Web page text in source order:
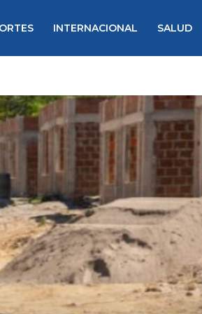
INTERNACIONAL SALUD